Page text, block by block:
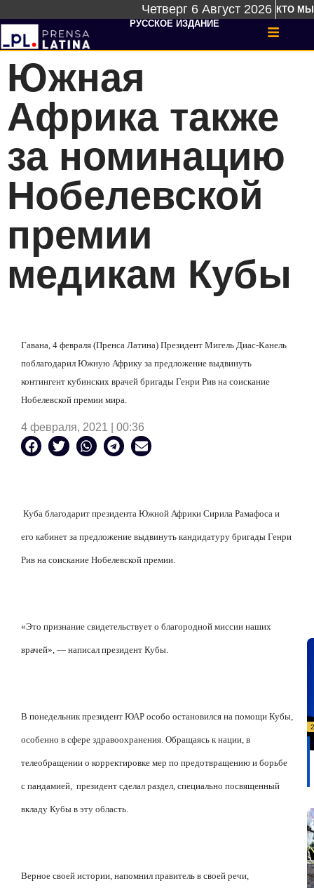
Четверг 6 Август 2026 КТО МЫ
РУССКОЕ ИЗДАНИЕ
Южная
Африка также
за номинацию
Нобелевской
премии
медикам Кубы
Гавана, 4 февраля (Пренса Латина) Президент Мигель Диас-Канель
поблагодарил Южную Африку за предложение выдвинуть
контингент кубинских врачей бригады Генри Рив на соискание
Нобелевской премии мира.
4 февраля, 2021 | 00:36
Куба благодарит президента Южной Африки Сирила Рамафоса и
его кабинет за предложение выдвинуть кандидатуру бригады Генри
Рив на соискание Нобелевской премии.
«Это признание свидетельствует о благородной миссии наших
врачей», — написал президент Кубы.
В понедельник президент ЮАР особо остановился на помощи Кубы,
особенно в сфере здравоохранения. Обращаясь к нации, в
телеобращении о корректировке мер по предотвращению и борьбе
с пандамией, президент сделал раздел, специально посвященный
вкладу Кубы в эту область.
Верное своей истории, напомнил правитель в своей речи,